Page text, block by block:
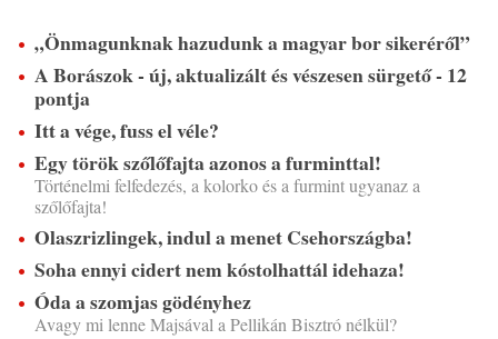
„Önmagunknak hazudunk a magyar bor sikeréről”
A Borászok - új, aktualizált és vészesen sürgető - 12
pontja
Itt a vége, fuss el véle?
Egy török szőlőfajta azonos a furminttal!
Történelmi felfedezés, a kolorko és a furmint ugyanaz a
szőlőfajta!
Olaszrizlingek, indul a menet Csehországba!
Soha ennyi cidert nem kóstolhattál idehaza!
Óda a szomjas gödényhez
Avagy mi lenne Majsával a Pellikán Bisztró nélkül?